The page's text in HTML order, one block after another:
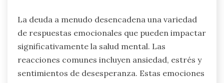
La deuda a menudo desencadena una variedad
de respuestas emocionales que pueden impactar
significativamente la salud mental. Las
reacciones comunes incluyen ansiedad, estrés y
sentimientos de desesperanza. Estas emociones